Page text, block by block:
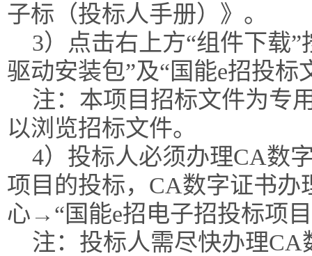
子标（投标人手册）》。
3）点击右上方“组件下载
驱动安装包”及“国能e招投标
注：本项目招标文件为专
以浏览招标文件。
4）投标人必须办理CA数
项目的投标，CA数字证书
心→“国能e招电子招投标项
注：投标人需尽快办理